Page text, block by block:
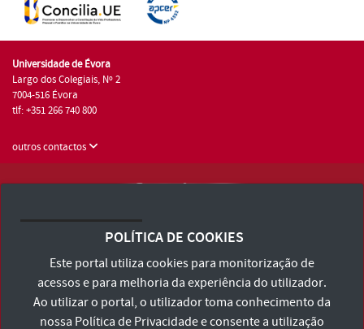
Universidade de Évora
Largo dos Colegiais, Nº 2
7004-516 Évora
tlf: +351 266 740 800
outros contactos
Consulte os Termos e Condições e Política de Privacidade
Declaração de Acessibilidade
POLÍTICA DE COOKIES
Este portal utiliza cookies para monitorização de
acessos e para melhoria da experiência do utilizador.
Ao utilizar o portal, o utilizador toma conhecimento da
nossa Política de Privacidadee consente a utilização